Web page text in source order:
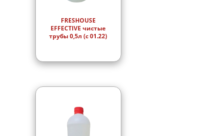
FRESHOUSE
EFFECTIVE чистые
трубы 0,5л (с 01.22)